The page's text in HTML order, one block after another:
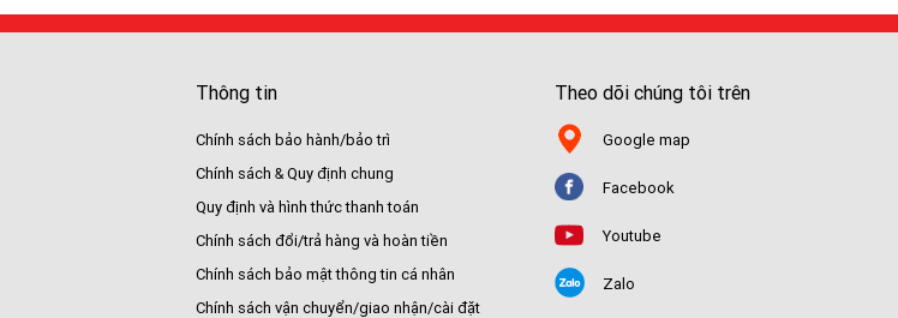
Thông tin
Chính sách bảo hành/bảo trì
Chính sách & Quy định chung
Quy định và hình thức thanh toán
Chính sách đổi/trả hàng và hoàn tiền
Chính sách bảo mật thông tin cá nhân
Chính sách vận chuyển/giao nhận/cài đặt
Theo dõi chúng tôi trên
Google map
Facebook
Youtube
Zalo